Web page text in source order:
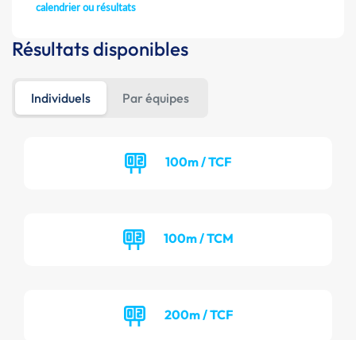
calendrier ou résultats
Résultats disponibles
Individuels Par équipes
100m / TCF
100m / TCM
200m / TCF